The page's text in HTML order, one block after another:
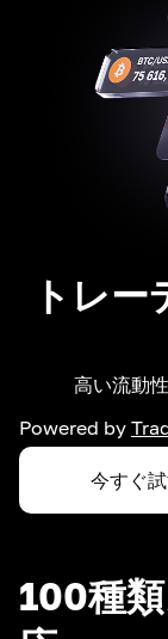
トレ
高い流動
Powered by
今すぐ
100種